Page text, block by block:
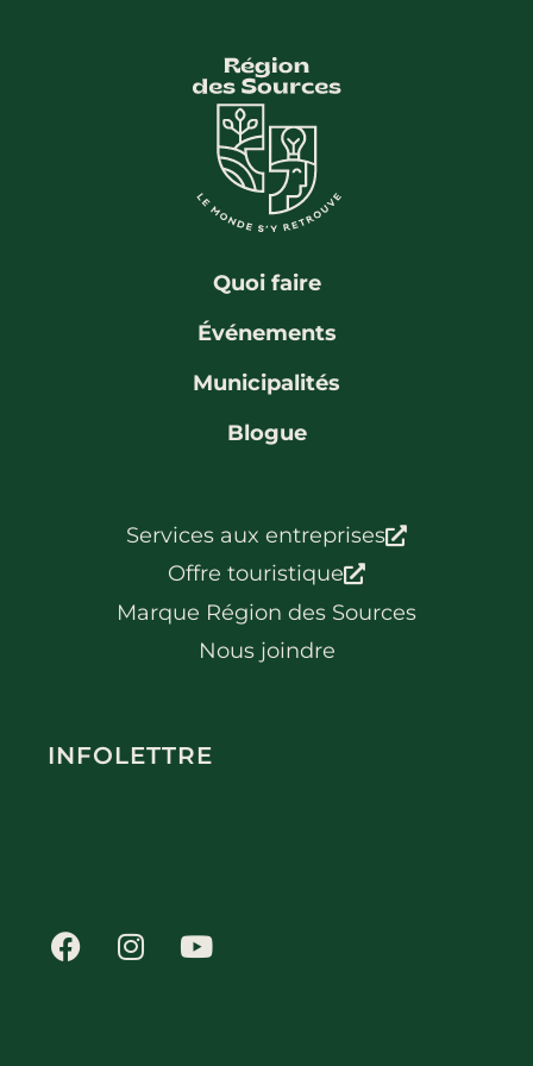
Travailleurs autonomes
Coups de cœur
Itinéraires
Pédalez!
Blogue
Quoi faire
Événements
Municipalités
Blogue
Services aux entreprises
Offre touristique
Marque Région des Sources
Nous joindre
INFOLETTRE